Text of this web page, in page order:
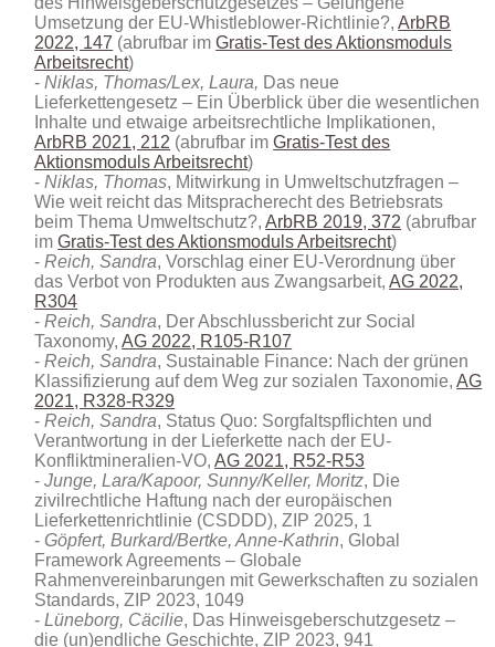
Umsetzung der EU-Whistleblower-Richtlinie?,ArbRB
2022, 147 (abrufbar imGratis-Test des Aktionsmoduls
Arbeitsrecht)
Niklas, Thomas/Lex, Laura, Das neue
Lieferkettengesetz – Ein Überblick über die wesentlichen
Inhalte und etwaige arbeitsrechtliche Implikationen,
ArbRB 2021, 212 (abrufbar imGratis-Test des
Aktionsmoduls Arbeitsrecht)
Niklas, Thomas, Mitwirkung in Umweltschutzfragen –
Wie weit reicht das Mitspracherecht des Betriebsrats
beim Thema Umweltschutz?,ArbRB 2019, 372 (abrufbar
imGratis-Test des Aktionsmoduls Arbeitsrecht)
Reich, Sandra, Vorschlag einer EU-Verordnung über
das Verbot von Produkten aus Zwangsarbeit,AG 2022,
R304
Reich, Sandra, Der Abschlussbericht zur Social
Taxonomy,AG 2022, R105-R107
Reich, Sandra, Sustainable Finance: Nach der grünen
Klassifizierung auf dem Weg zur sozialen Taxonomie,AG
2021, R328-R329
Reich, Sandra, Status Quo: Sorgfaltspflichten und
Verantwortung in der Lieferkette nach der EU-
Konfliktmineralien-VO,AG 2021, R52-R53
Junge, Lara/Kapoor, Sunny/Keller, Moritz, Die
zivilrechtliche Haftung nach der europäischen
Lieferkettenrichtlinie (CSDDD), ZIP 2025, 1
Göpfert, Burkard/Bertke, Anne-Kathrin, Global
Framework Agreements – Globale
Rahmenvereinbarungen mit Gewerkschaften zu sozialen
Standards, ZIP 2023, 1049
Lüneborg, Cäcilie, Das Hinweisgeberschutzgesetz –
die (un)endliche Geschichte, ZIP 2023, 941